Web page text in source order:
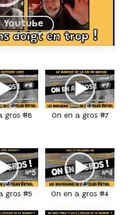
Youtube
gros #8 On en a gros #7
gros #5 On en a gros #4